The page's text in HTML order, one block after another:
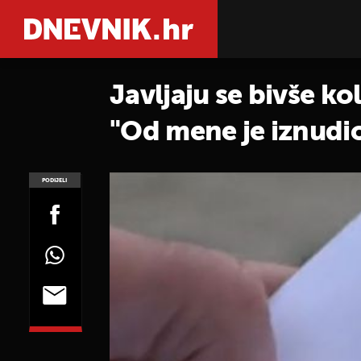
Javljaju se bivše
"Od mene je
PODIJELI